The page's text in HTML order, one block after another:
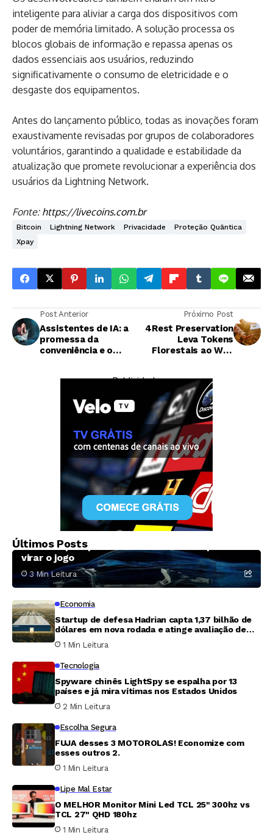
inteligente para aliviar a carga dos dispositivos com
poder de memória limitado. A solução processa os
blocos globais de informação e repassa apenas os
dados essenciais aos usuários, reduzindo
significativamente o consumo de eletricidade e o
desgaste dos equipamentos.
Antes do lançamento público, todas as inovações foram
exaustivamente revisadas por grupos de colaboradores
voluntários, garantindo a qualidade e estabilidade da
atualização que promete revolucionar a experiência dos
usuários da Lightning Network.
Fonte: https://livecoins.com.br
Bitcoin Lightning Network Privacidade
Proteção Quântica
Xpay
Post Anterior
Assistentes de IA: a
promessa da
conveniência e o
Próximo Post
4Rest Preservation
Leva Tokens
Florestais ao Web
Conservação
Ambiental
— Publicidade —
Últimos Posts
A aposta da Ford em uma picape elétrica
barata e por que ela talvez não baste para
virar o jogo
3 Min Leitura
Economia
Startup de defesa Hadrian capta 1,37 bilhão de
dólares em nova rodada e atinge avaliação de
7,87 bilhões
1 Min Leitura
Tecnologia
Spyware chinês LightSpy se espalha por 13
países e já mira vítimas nos Estados Unidos
2 Min Leitura
Escolha Segura
FUJA desses 3 MOTOROLAS! Economize com
esses outros 2.
1 Min Leitura
Lipe Mal Estar
O MELHOR Monitor Mini Led TCL 25" 300hz vs
TCL 27" QHD 180hz
1 Min Leitura